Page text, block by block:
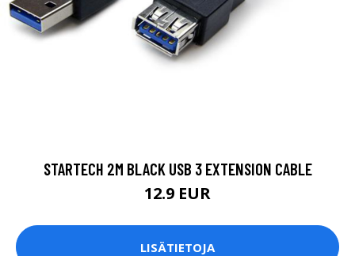
STARTECH 2M BLACK USB 3 EXTENSION CABLE
12.9 EUR
LISÄTIETOJA